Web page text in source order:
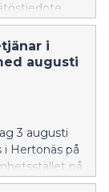
i
augusti
3 augusti
Hertonäs på
på